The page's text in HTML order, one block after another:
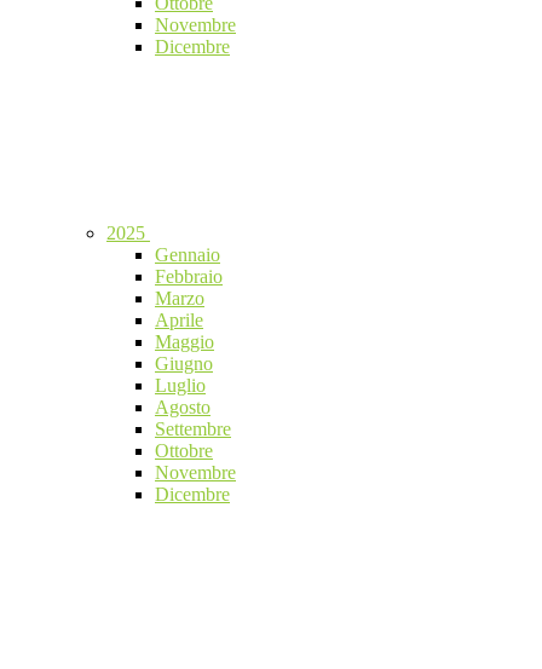
Novembre
Dicembre
2025
Gennaio
Febbraio
Marzo
Aprile
Maggio
Giugno
Luglio
Agosto
Settembre
Ottobre
Novembre
Dicembre